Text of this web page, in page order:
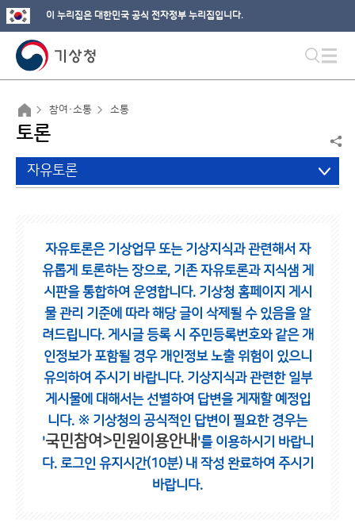
이 누리집은 대한민국 공식 전자정부 누리집입니다.
참여·소통 소통
토론
자유토론
자유토론은 기상업무 또는 기상지식과 관련해서 자
유롭게 토론하는 장으로, 기존 자유토론과 지식샘 게
시판을 통합하여 운영합니다. 기상청 홈페이지 게시
물 관리 기준에 따라 해당 글이 삭제될 수 있음을 알
려드립니다. 게시글 등록 시 주민등록번호와 같은 개
인정보가 포함될 경우 개인정보 노출 위험이 있으니
유의하여 주시기 바랍니다. 기상지식과 관련한 일부
게시물에 대해서는 선별하여 답변을 게재할 예정입
니다. ※ 기상청의 공식적인 답변이 필요한 경우는
'국민참여>민원이용안내 '를 이용하시기 바랍니
다. 로그인 유지시간(10분) 내 작성 완료하여 주시기
바랍니다.